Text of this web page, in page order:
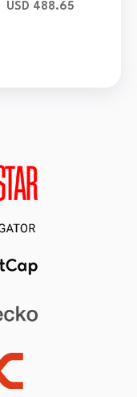
USD 488.65